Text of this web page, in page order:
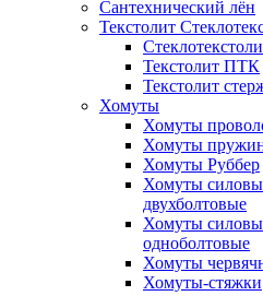
Сантехнический лён
Текстолит
Текстолит ПТК
Текстолит
Хомуты
Хомуты
Хомуты
Хомуты Руббер
Хомуты
двухболтовые
Хомуты
одноболтовые
Хомуты
Хомуты-стяжки